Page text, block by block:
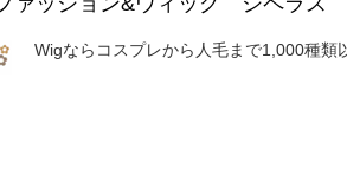
Wigならコスプレから人毛まで1,000種類